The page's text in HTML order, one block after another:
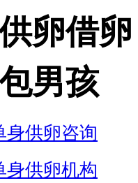
卵借卵
男孩
身供卵咨询
身供卵机构